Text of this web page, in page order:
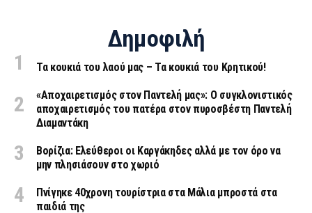
Δημοφιλή
Τα κουκιά του λαού μας – Τα κουκιά του Κρητικού!
«Aποχαιρετισμός στον Παντελή μας»: Ο συγκλονιστικός
αποχαιρετισμός του πατέρα στον πυροσβέστη Παντελή
Διαμαντάκη
Βορίζια: Ελεύθεροι οι Καργάκηδες αλλά με τον όρο να
μην πλησιάσουν στο χωριό
Πνίγηκε 40χρονη τουρίστρια στα Μάλια μπροστά στα
παιδιά της